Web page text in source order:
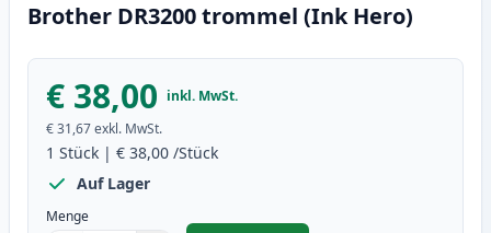
Brother DR3200 trommel (Ink Hero)
€ 38,00 inkl. MwSt.
€ 31,67exkl. MwSt.
1 Stück | € 38,00 /Stück
Auf Lager
Menge